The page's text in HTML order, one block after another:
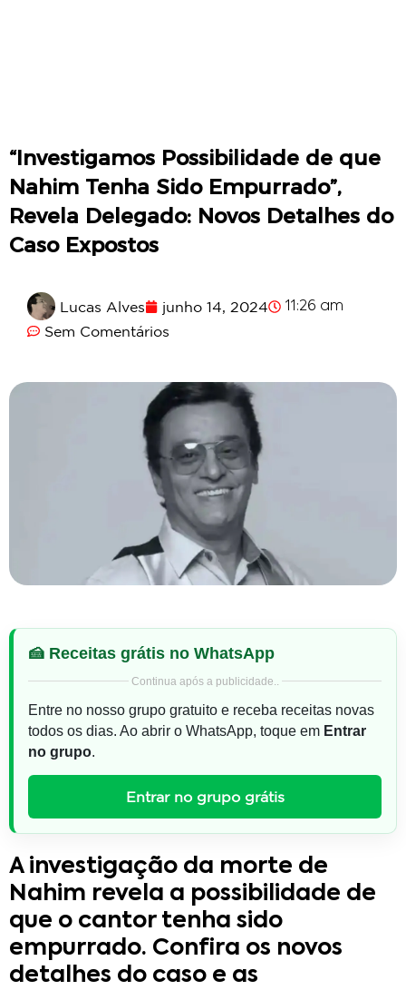
“Investigamos Possibilidade de que
Nahim Tenha Sido Empurrado”,
Revela Delegado: Novos Detalhes do
Caso Expostos
Lucas Alves junho 14, 2024 11:26 am
Sem Comentários
🍰 Receitas grátis no WhatsApp
Continua após a publicidade..
Entre no nosso grupo gratuito e receba receitas novas
todos os dias. Ao abrir o WhatsApp, toque em Entrar
no grupo.
Entrar no grupo grátis
A investigação da morte de
Nahim revela a possibilidade de
que o cantor tenha sido
empurrado. Confira os novos
detalhes do caso e as